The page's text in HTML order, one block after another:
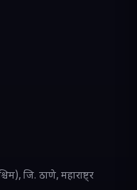
जि. ठाणे, महाराष्ट्र